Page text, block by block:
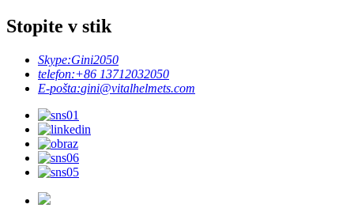
Stopite v stik
Skype:Gini2050
telefon:+86 13712032050
E-pošta:gini@vitalhelmets.com